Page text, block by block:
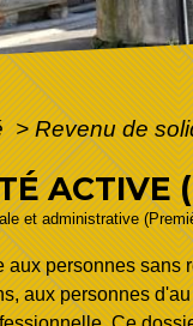
> Revenu de
ACTIVE
et administrative
personnes
aux personnes